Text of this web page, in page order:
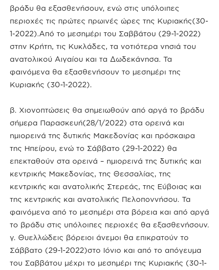
βράδυ θα εξασθενήσουν, ενώ στις υπόλοιπες
περιοχές τις πρώτες πρωινές ώρες της Κυριακής(30-
1-2022).Από το μεσημέρι του Σαββάτου (29-1-2022)
στην Κρήτη, τις Κυκλάδες, τα νοτιότερα νησιά του
ανατολικού Αιγαίου και τα Δωδεκάνησα. Τα
φαινόμενα θα εξασθενήσουν το μεσημέρι της
Κυριακής (30-1-2022).
β. Χιονοπτώσεις θα σημειωθούν από αργά το βράδυ
σήμερα Παρασκευή(28/1/2022) στα ορεινά και
ημιορεινά της δυτικής Μακεδονίας και πρόσκαιρα
της Ηπείρου, ενώ το Σάββατο (29-1-2022) θα
επεκταθούν στα ορεινά – ημιορεινά της δυτικής και
κεντρικής Μακεδονίας, της Θεσσαλίας, της
κεντρικής και ανατολικής Στερεάς, της Εύβοιας και
της κεντρικής και ανατολικής Πελοποννήσου. Τα
φαινόμενα από το μεσημέρι στα βόρεια και από αργά
το βράδυ στις υπόλοιπες περιοχές θα εξασθενήσουν.
γ. Θυελλώδεις βόρειοι άνεμοι θα επικρατούν το
Σάββατο (29-1-2022)στο Ιόνιο και από το απόγευμα
του Σαββάτου μέχρι το μεσημέρι της Κυριακής (30-1-